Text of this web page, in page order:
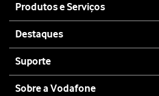
map
Produtos e Serviços
Destaques
Suporte
Sobre a Vodafone